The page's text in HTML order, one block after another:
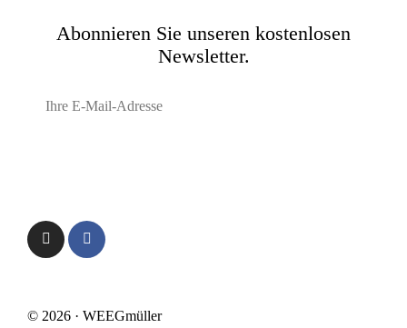
Abonnieren Sie unseren kostenlosen
Newsletter.
© 2026 · WEEGmüller